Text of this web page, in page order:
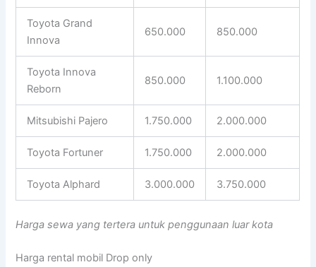
Toyota Grand
Innova
650.000 850.000
Toyota Innova
Reborn
850.000 1.100.000
Mitsubishi Pajero 1.750.000 2.000.000
Toyota Fortuner 1.750.000 2.000.000
Toyota Alphard 3.000.000 3.750.000
Harga sewa yang tertera untuk penggunaan luar kota
Harga rental mobil Drop only